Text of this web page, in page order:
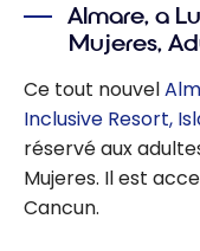
Almare, a
Mujeres,
Ce tout nouvel
Inclusive Resort,
réservé aux
Mujeres. Il est
Cancun.